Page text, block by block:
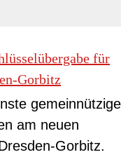
für
Gorbitz
gemeinnützige
am neuen
Gorbitz.